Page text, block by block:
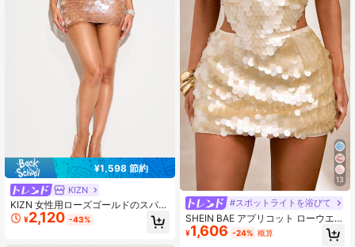
¥1,598 節約
KIZN
KIZN 女性用ローズゴールドのスパン
コールミニスカートボディコンパー
ティークラブ輝きグリッターイブニ
¥2,120 -43%
13
#スポットライトを浴びて
SHEIN BAE アプリコット ローウエス
ト スパンコール&シェル装飾ボディ
コンミニスカート、シェルスパンコ
¥1,606 -24% 概算